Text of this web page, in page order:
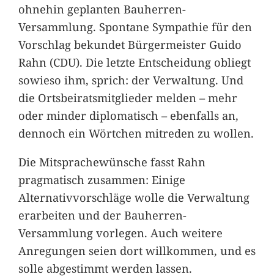
ohnehin geplanten Bauherren-
Versammlung. Spontane Sympathie für den
Vorschlag bekundet Bürgermeister Guido
Rahn (CDU). Die letzte Entscheidung obliegt
sowieso ihm, sprich: der Verwaltung. Und
die Ortsbeiratsmitglieder melden – mehr
oder minder diplomatisch – ebenfalls an,
dennoch ein Wörtchen mitreden zu wollen.
Die Mitsprachewünsche fasst Rahn
pragmatisch zusammen: Einige
Alternativvorschläge wolle die Verwaltung
erarbeiten und der Bauherren-
Versammlung vorlegen. Auch weitere
Anregungen seien dort willkommen, und es
solle abgestimmt werden lassen.